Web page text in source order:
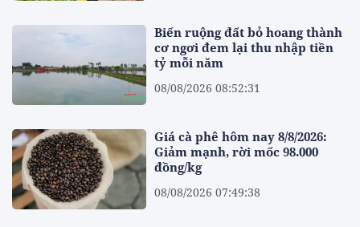
Biến ruộng đất bỏ hoang thành
cơ ngơi đem lại thu nhập tiền
tỷ mỗi năm
08/08/2026 08:52:31
Giá cà phê hôm nay 8/8/2026:
Giảm mạnh, rời mốc 98.000
đồng/kg
08/08/2026 07:49:38